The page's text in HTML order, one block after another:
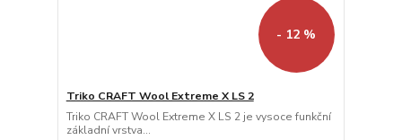
- 12 %
Triko CRAFT Wool Extreme X LS 2
Triko CRAFT Wool Extreme X LS 2 je vysoce funkční
základní vrstva...